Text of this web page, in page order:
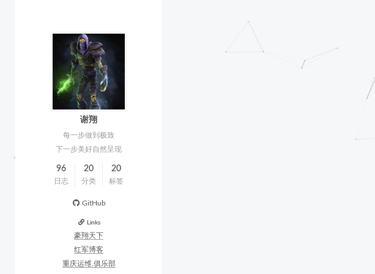
谢翔
每一步做到极致
下一步美好自然呈现
96
日志
20
分类
20
标签
GitHub
Links
豪翔天下
红军博客
重庆运维.俱乐部